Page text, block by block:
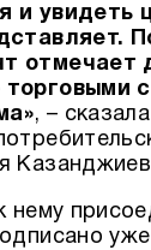
и увидеть
отмечает
торговыми
, –
нему
уже